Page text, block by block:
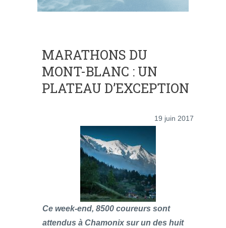
MARATHONS DU
MONT-BLANC : UN
PLATEAU D’EXCEPTION
19 juin 2017
Ce week-end, 8500 coureurs sont
attendus à Chamonix sur un des huit